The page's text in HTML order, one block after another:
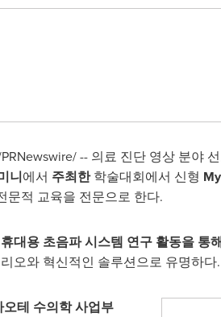
-- 의료 진단 영상 분야
니에서 주최한학술대회에서 신형
문적 교육을 전문으로 한다.
대용 초음파 시스템 연구 활동을 통
오와 혁신적인 솔루션으로 유명하다.
오테 수의학 사업부